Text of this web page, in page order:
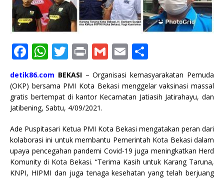
F
a
c
e
b
o
o
k
W
at
s
A
p
p
T
w
it
te
r
P
ri
n
t
G
m
ai
l
E
m
ai
l
ar
e
detik86.com BEKASI – Organisasi kemasyarakatan Pemuda
(OKP) bersama PMI Kota Bekasi menggelar vaksinasi massal
gratis bertempat di kantor Kecamatan Jatiasih Jatirahayu, dan
Jatibening, Sabtu, 4/09/2021.
Ade Puspitasari Ketua PMI Kota Bekasi mengatakan peran dari
kolaborasi ini untuk membantu Pemerintah Kota Bekasi dalam
upaya pencegahan pandemi Covid-19 juga meningkatkan Herd
Komunity di Kota Bekasi. “Terima Kasih untuk Karang Taruna,
KNPI, HIPMI dan juga tenaga kesehatan yang telah berjuang